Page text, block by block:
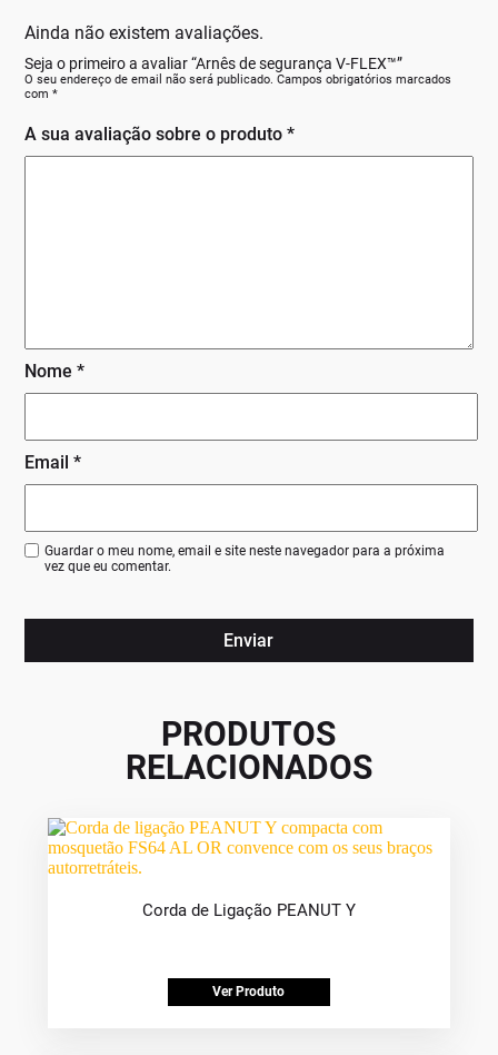
Ainda não existem avaliações.
Seja o primeiro a avaliar “Arnês de segurança V-FLEX™”
O seu endereço de email não será publicado. Campos obrigatórios marcados
com*
A sua avaliação sobre o produto*
Nome*
Email*
Guardar o meu nome, email e site neste navegador para a próxima
vez que eu comentar.
PRODUTOS
RELACIONADOS
Corda de Ligação PEANUT Y
Ver Produto